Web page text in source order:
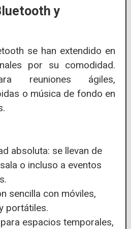
y
se han extendido en
por su comodidad.
reuniones ágiles,
o música de fondo en
absoluta: se llevan de
o incluso a eventos
sencilla con móviles,
portátiles.
espacios temporales,